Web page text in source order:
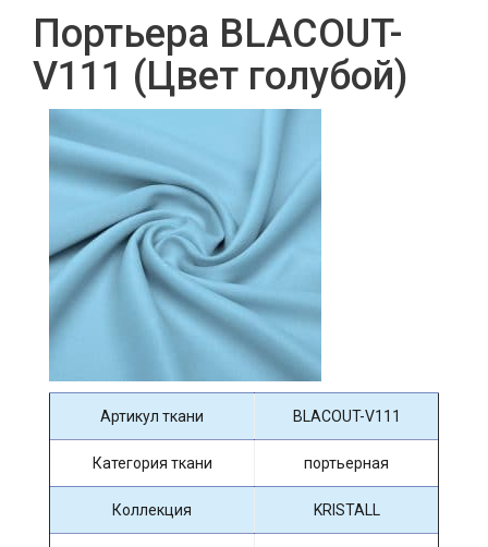
Портьера BLACOUT-
V111 (Цвет голубой)
Артикул ткани BLACOUT-V111
Категория ткани портьерная
Коллекция KRISTALL